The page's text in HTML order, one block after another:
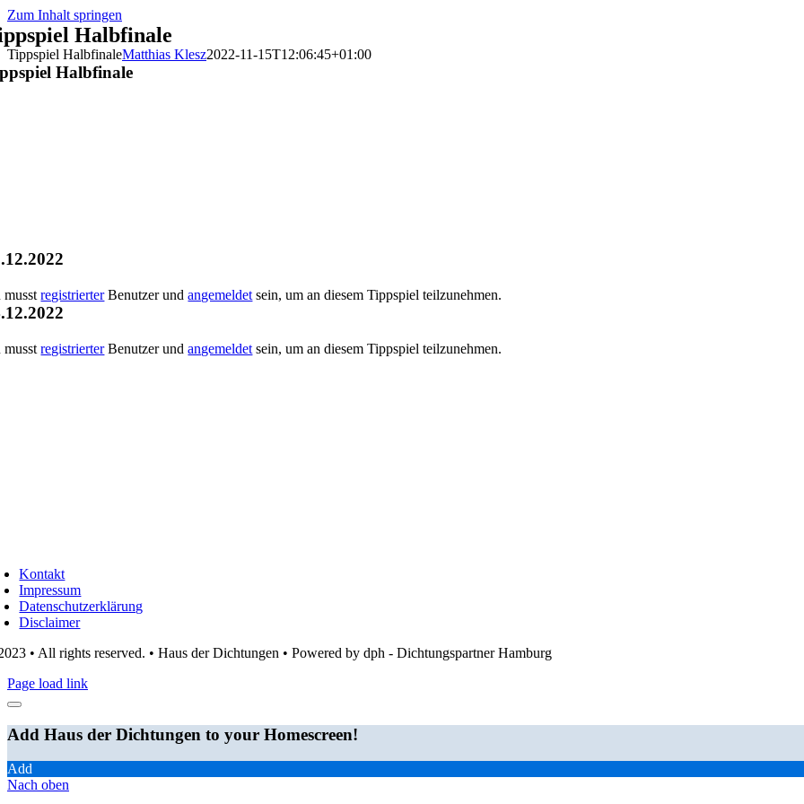
Zum Inhalt springen
Halbfinale
Tippspiel HalbfinaleMatthias Klesz2022-11-15T12:06:45+01:00
Halbfinale
musstregistrierterBenutzer undangemeldet sein, um an diesem Tippspiel teilzunehmen.
musstregistrierterBenutzer undangemeldet sein, um an diesem Tippspiel teilzunehmen.
Kontakt
Impressum
Datenschutzerklärung
Disclaimer
• All rights reserved. • Haus der Dichtungen • Powered by dph - Dichtungspartner Hamburg
Page load link
Add Haus der Dichtungen to your Homescreen!
Add
Nach oben